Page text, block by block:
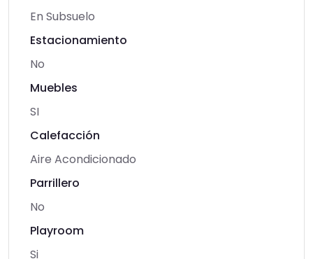
En Subsuelo
Estacionamiento
No
Muebles
SI
Calefacción
Aire Acondicionado
Parrillero
No
Playroom
Si